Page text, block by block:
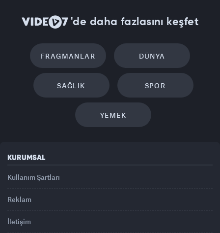
'de daha fazlasını keşfet
FRAGMANLAR DÜNYA
SAĞLIK SPOR
YEMEK
KURUMSAL
Kullanım Şartları
Reklam
İletişim